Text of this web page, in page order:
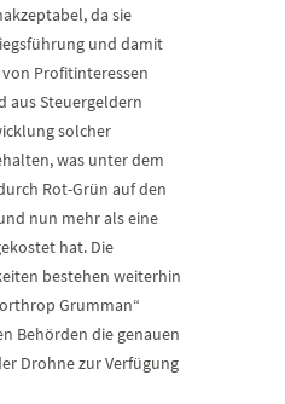
da sie
und damit
Profitinteressen
aus Steuergeldern
solcher
was unter dem
Rot-Grün auf den
nun mehr als eine
hat. Die
bestehen weiterhin
Grumman“
Behörden die genauen
Drohne zur Verfügung